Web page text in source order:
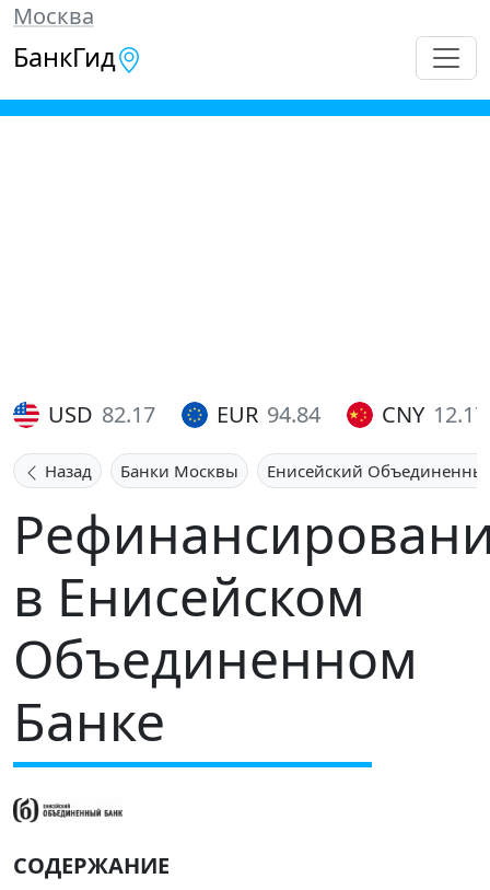
Москва
БанкГид
USD 82.17 EUR 94.84 CNY 12.17
Назад Банки Москвы Енисейский
в Енисейском
Объединенном
Банке
СОДЕРЖАНИЕ